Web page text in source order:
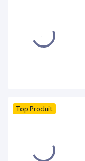
Top Produit